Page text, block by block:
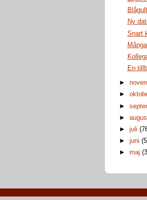
Ny
Snart
En
►
►
►
►
►juli
►juni
►maj